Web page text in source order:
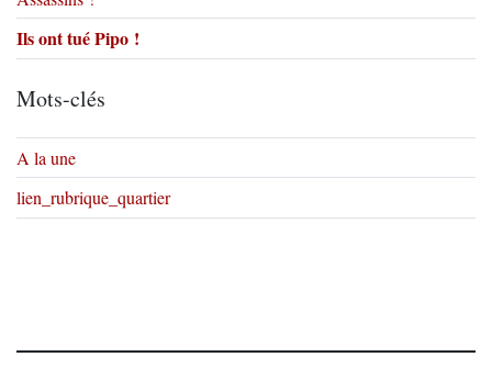
Ils ont tué Pipo !
Mots-clés
A la une
lien_rubrique_quartier